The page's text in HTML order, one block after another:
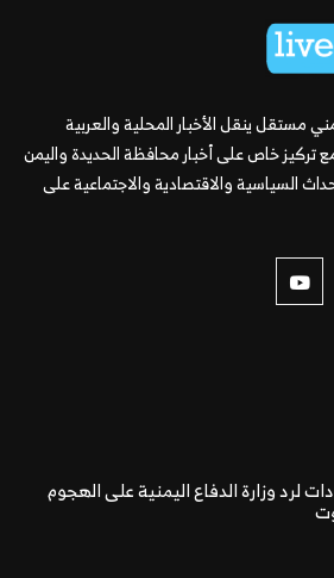
مستقل ينقل الأخبار المحلية والعربية
تركيز خاص على أخبار محافظة الحديدة واليمن
السياسية والاقتصادية والاجتماعية على
لرد وزارة الدفاع اليمنية على الهجوم